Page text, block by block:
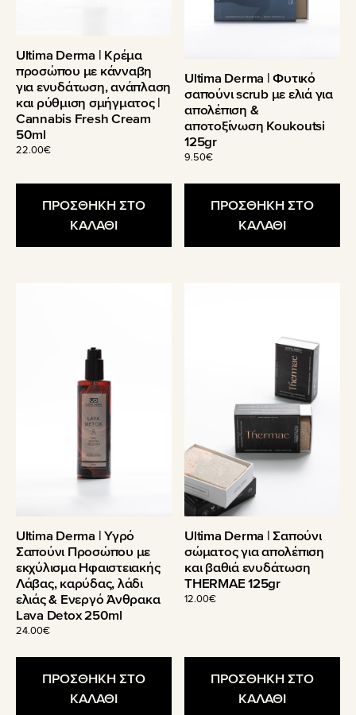
Ultima Derma | Κρέμα
προσώπου με κάνναβη
για ενυδάτωση, ανάπλαση
και ρύθμιση σμήγματος |
Cannabis Fresh Cream
50ml
22.00€
ΠΡΟΣΘΗΚΗ ΣΤΟ
ΚΑΛΑΘΙ
Ultima Derma | Φυτικό
σαπούνι scrub με ελιά για
απολέπιση &
αποτοξίνωση Koukoutsi
125gr
9.50€
ΠΡΟΣΘΗΚΗ ΣΤΟ
ΚΑΛΑΘΙ
Ultima Derma | Υγρό
Σαπούνι Προσώπου µε
εκχύλισµα Ηφαιστειακής
Λάβας, καρύδας, λάδι
ελιάς & Ενεργό Άνθρακα
Lava Detox 250ml
24.00€
ΠΡΟΣΘΗΚΗ ΣΤΟ
ΚΑΛΑΘΙ
Ultima Derma | Σαπούνι
σώματος για απολέπιση
και βαθιά ενυδάτωση
THERMAE 125gr
12.00€
ΠΡΟΣΘΗΚΗ ΣΤΟ
ΚΑΛΑΘΙ